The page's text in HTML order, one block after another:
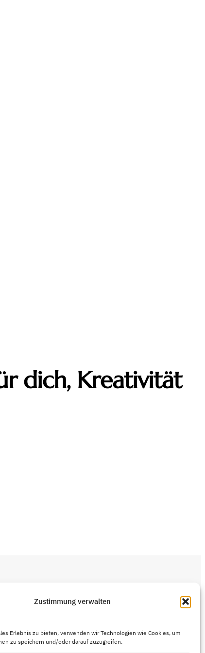
Zustimmung verwalten
Erlebnis zu bieten, verwenden wir Technologien wie Cookies, um
zu speichern und/oder darauf zuzugreifen.
dich, Kreativität
AGB